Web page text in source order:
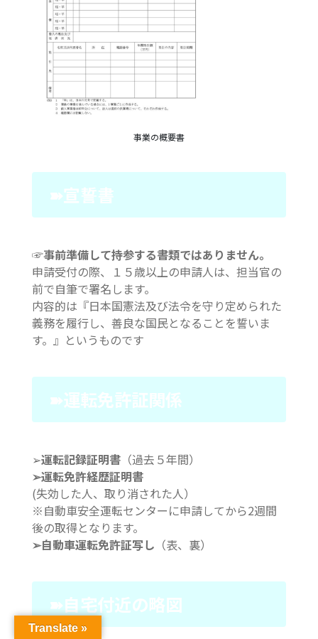
事業の概要書
➽宣誓書
☞事前準備して持参する書類ではありません。
申請受付の際、１５歳以上の申請人は、担当官の
前で自筆で署名します。
内容的は『日本国憲法及び法令を守り定められた
義務を履行し、善良な国民となることを誓いま
す。』というものです
➽運転免許証関係
➢運転記録証明書（過去５年間）
➢運転免許経歴証明書
(失効した人、取り消された人）
※自動車安全運転センターに申請してから2週間
後の取得となります。
➢自動車運転免許証写し （表、裏）
➽自宅付近の略図
Translate »